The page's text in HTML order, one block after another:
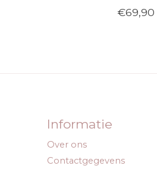
€69,90
Informatie
Over ons
Contactgegevens